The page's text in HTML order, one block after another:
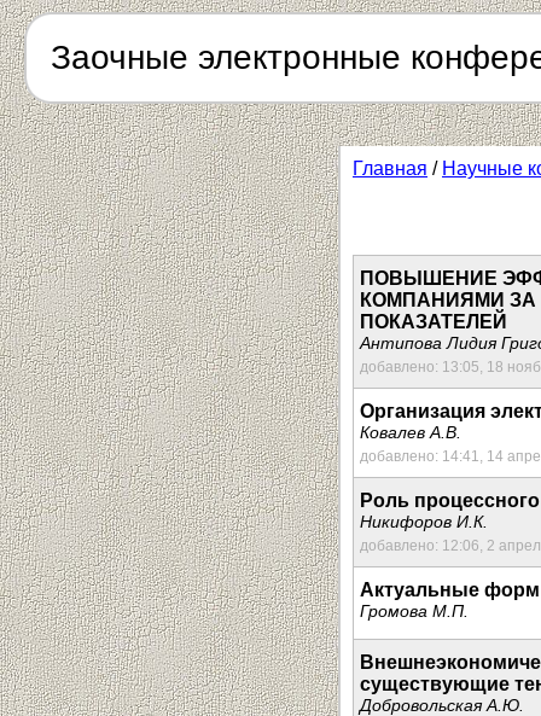
Заочные электронные
Главная / Научные
ПОВЫШЕНИЕ
КОМПАНИЯМИ
ПОКАЗАТЕЛЕЙ
Антипова Лидия
добавлено: 13:05, 18
Организация
Ковалев А.В.
добавлено: 14:41, 14
Роль
Никифоров И.К.
добавлено: 12:06, 2
Актуальные
Громова М.П.
существующие
Добровольская А.Ю.